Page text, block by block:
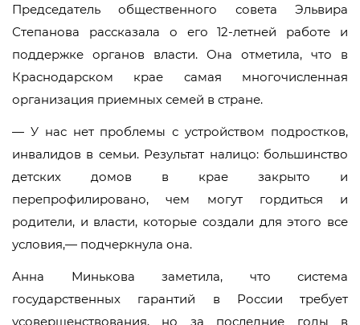
Председатель общественного совета Эльвира
Степанова рассказала о его 12-летней работе и
поддержке органов власти. Она отметила, что в
Краснодарском крае самая многочисленная
организация приемных семей в стране.
— У нас нет проблемы с устройством подростков,
инвалидов в семьи. Результат налицо: большинство
детских домов в крае закрыто и
перепрофилировано, чем могут гордиться и
родители, и власти, которые создали для этого все
условия,— подчеркнула она.
Анна Минькова заметила, что система
государственных гарантий в России требует
усовершенствования, но за последние годы в